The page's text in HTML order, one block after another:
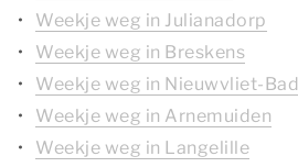
Weekje weg in Julianadorp
Weekje weg in Breskens
Weekje weg in Nieuwvliet-Bad
Weekje weg in Arnemuiden
Weekje weg in Langelille